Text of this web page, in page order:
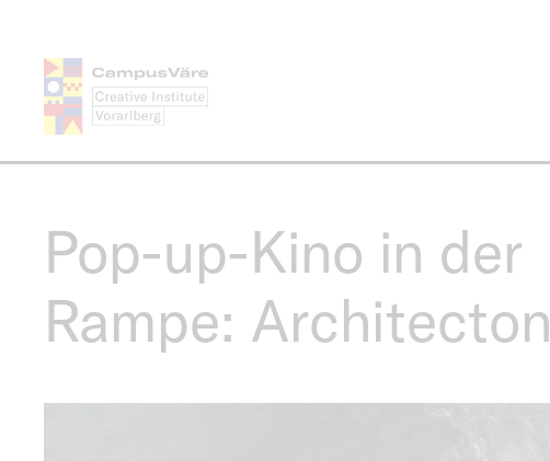
Pop-up-Kino in der
Rampe: Architecton